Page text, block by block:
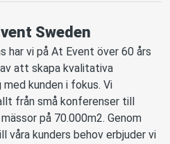
Sweden
har vi på At Event över 60 års
att skapa kvalitativa
med kunden i fokus. Vi
från små konferenser till
på 70.000m2. Genom
våra kunders behov erbjuder vi